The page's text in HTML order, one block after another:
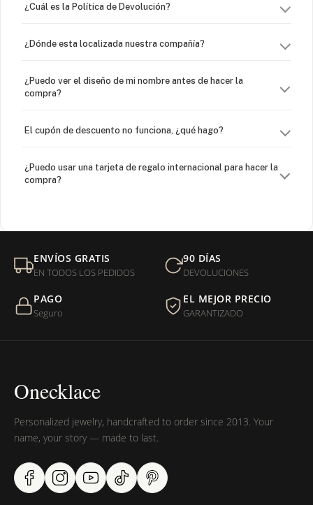
¿Cuál es la Política de Devolución?
¿Dónde esta localizada nuestra compañía?
¿Puedo ver el diseño de mi nombre antes de hacer la
compra?
El cupón de descuento no funciona, ¿qué hago?
¿Puedo usar una tarjeta de regalo internacional para hacer la
compra?
Mi orden fue devuelta por USPS, ¿qué hago para que sea
entregada?
¿Sus productos son libres de níquel?
ENVÍOS GRATIS
EN TODOS LOS PEDIDOS
90 DÍAS
DEVOLUCIONES
PAGO
Seguro
EL MEJOR PRECIO
GARANTIZADO
Onecklace
Personalized jewelry, handcrafted to order since 2013. Your
name, your story — made to last.